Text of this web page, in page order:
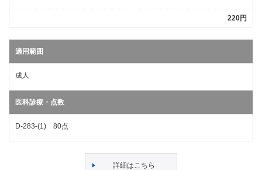
220円
適用範囲
成人
医科診療・点数
D-283-(1) 80点
詳細はこちら